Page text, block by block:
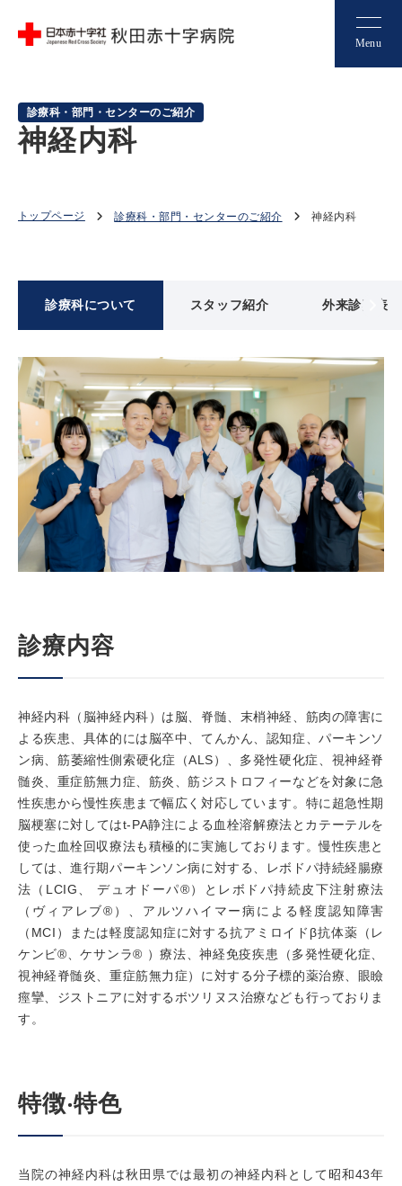
Menu
診療科・部門・センターのご紹介
神経内科
トップページ 診療科・部門・センターのご紹介 神経内科
診療科について スタッフ紹介 外来診察表
診療内容
神経内科（脳神経内科）は脳、脊髄、末梢神経、筋肉の障害に
よる疾患、具体的には脳卒中、てんかん、認知症、パーキンソ
ン病、筋萎縮性側索硬化症（ALS）、多発性硬化症、視神経脊
髄炎、重症筋無力症、筋炎、筋ジストロフィーなどを対象に急
性疾患から慢性疾患まで幅広く対応しています。特に超急性期
脳梗塞に対してはt-PA静注による血栓溶解療法とカテーテルを
使った血栓回収療法も積極的に実施しております。慢性疾患と
しては、進行期パーキンソン病に対する、レボドパ持続経腸療
法（LCIG、 デュオドーパ®）とレボドパ持続皮下注射療法
（ヴィアレブ®）、アルツハイマー病による軽度認知障害
（MCI）または軽度認知症に対する抗アミロイドβ抗体薬（レ
ケンビ®、ケサンラ® ）療法、神経免疫疾患（多発性硬化症、
視神経脊髄炎、重症筋無力症）に対する分子標的薬治療、眼瞼
痙攣、ジストニアに対するボツリヌス治療なども行っておりま
す。
特徴‧特色
当院の神経内科は秋田県では最初の神経内科として昭和43年